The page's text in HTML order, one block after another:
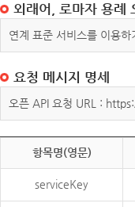
외래어, 로마자 용례
연계 표준 서비스를 이용
요청 메시지 명세
오픈 API 요청 URL :
항목명(영문)
serviceKey